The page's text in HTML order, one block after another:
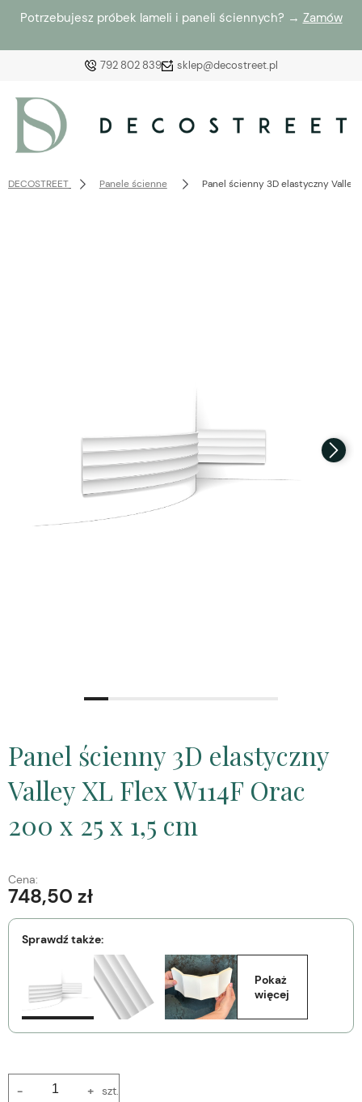
Potrzebujesz próbek lameli i paneli ściennych? → Zamów
792 802 839 sklep@decostreet.pl
Załóż konto
DECOSTREET Panele ścienne Panel ścienny 3D elastyczny Valley
Panel ścienny 3D elastyczny
Valley XL Flex W114F Orac
200 x 25 x 1,5 cm
Cena:
748,50 zł
Sprawdź także:
Pokaż
więcej
+
- szt.